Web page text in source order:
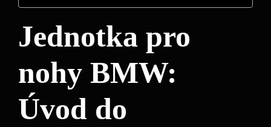
Jednotka pro
nohy BMW:
Úvod do